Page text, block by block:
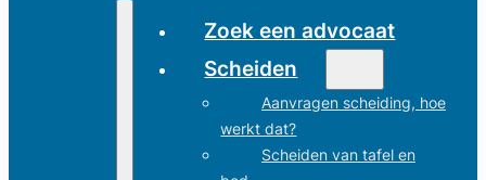
Zoek een advocaat
Scheiden
Aanvragen scheiding, hoe
werkt dat?
Scheiden van tafel en